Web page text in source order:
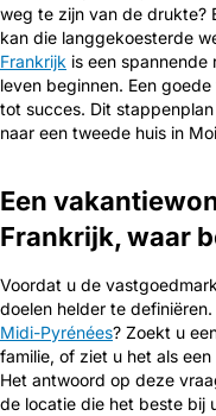
weg te zijn van de drukte?
kan die langgekoesterde
Frankrijk is een spannende
leven beginnen. Een
tot succes. Dit
naar een tweede huis in
Een
Frankrijk, waar
Voordat u de
doelen helder te
Midi-Pyrénées? Zoekt u
familie, of ziet u het als
Het antwoord op deze
de locatie die het beste bij